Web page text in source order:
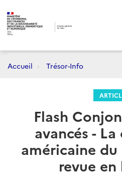
Accueil Trésor-Info
Flash
avancés -
américaine
revue en